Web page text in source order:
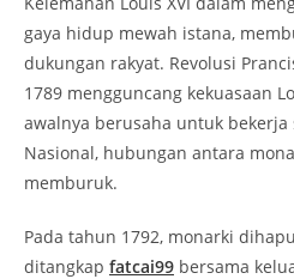
gaya hidup mewah istana,
dukungan rakyat. Revolusi
1789 mengguncang kekuasaan
awalnya berusaha untuk bekerja
Nasional, hubungan antara
memburuk.
Pada tahun 1792, monarki
ditangkap fatcai99 bersama